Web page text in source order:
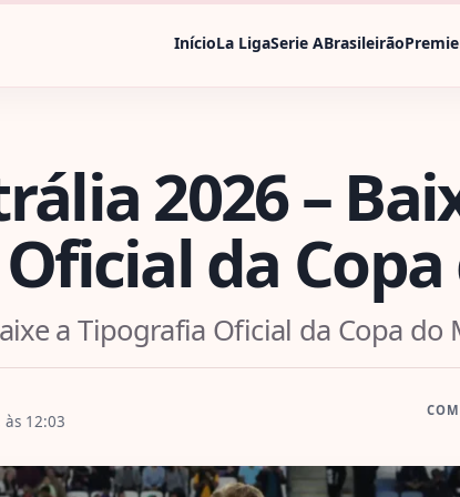
InícioLa LigaSerie ABrasileirão
2026 –
da
a Tipografia Oficial da Copa do
12:03